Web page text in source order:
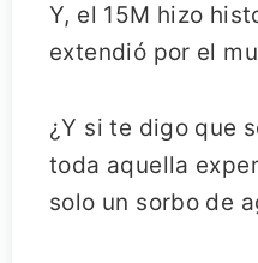
Y, el 15M hizo
extendió por el
¿Y si te digo que
toda aquella
solo un sorbo de